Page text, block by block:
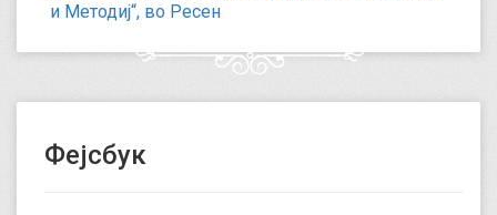
и Методиј“, во Ресен
Фејсбук